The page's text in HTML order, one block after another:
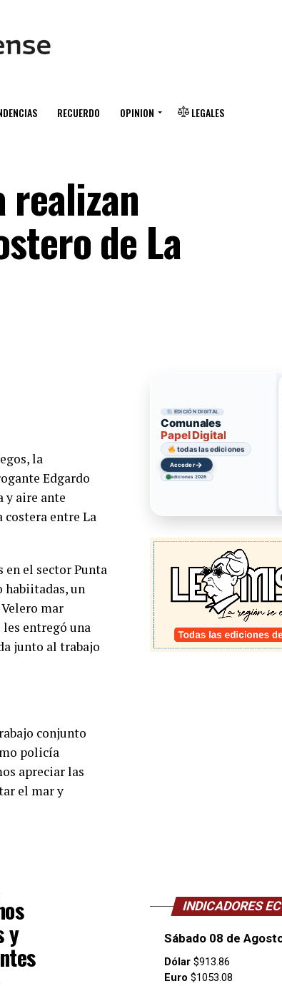
RECUERDO OPINION LEGALES
realizan
de La
la
Edgardo
y aire ante
costera entre La
en el sector Punta
habiitadas, un
mar
entregó una
junto al trabajo
conjunto
policía
apreciar las
el mar y
y
EDICIÓN DIGITAL
Comunales
Papel Digital
todas las ediciones
Acceder→
ediciones 2026
INDICADORES
Sábado 08 de
Dólar $913.86
Euro $1053.08